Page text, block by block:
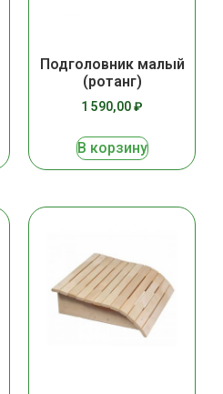
Подголовник малый
(ротанг)
1 590,00₽
В корзину